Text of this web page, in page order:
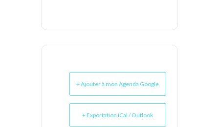
+ Ajouter à mon Agenda Google
+ Exportation iCal / Outlook